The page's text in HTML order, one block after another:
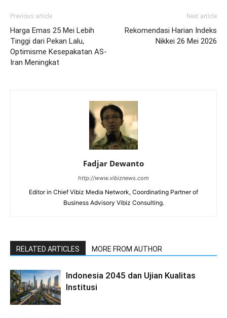
Previous article
Harga Emas 25 Mei Lebih
Tinggi dari Pekan Lalu,
Optimisme Kesepakatan AS-
Iran Meningkat
Next article
Rekomendasi Harian Indeks
Nikkei 26 Mei 2026
Fadjar Dewanto
http://www.vibiznews.com
Editor in Chief Vibiz Media Network, Coordinating Partner of
Business Advisory Vibiz Consulting.
RELATED ARTICLES MORE FROM AUTHOR
Indonesia 2045 dan Ujian Kualitas
Institusi